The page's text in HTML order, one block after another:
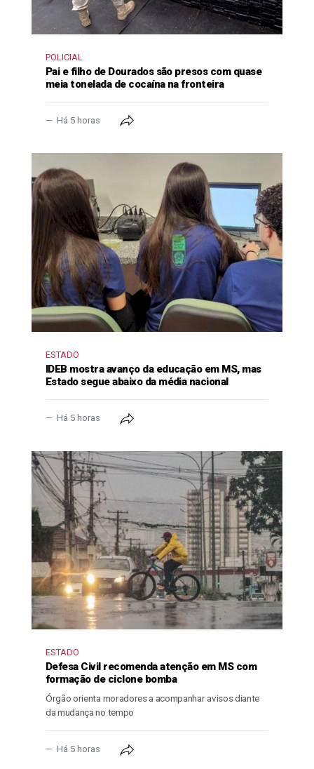
POLICIAL
Pai e filho de Dourados são presos com quase
meia tonelada de cocaína na fronteira
Há 5 horas
ESTADO
IDEB mostra avanço da educação em MS, mas
Estado segue abaixo da média nacional
Há 5 horas
ESTADO
Defesa Civil recomenda atenção em MS com
formação de ciclone bomba
Órgão orienta moradores a acompanhar avisos diante
da mudança no tempo
Há 5 horas